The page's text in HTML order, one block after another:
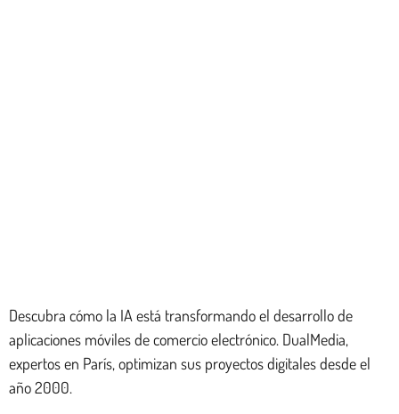
Descubra cómo la IA está transformando el desarrollo de
aplicaciones móviles de comercio electrónico. DualMedia,
expertos en París, optimizan sus proyectos digitales desde el
año 2000.